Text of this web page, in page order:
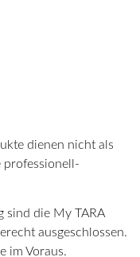
dienen nicht als
professionell-
sind die My TARA
ausgeschlossen.
im Voraus.